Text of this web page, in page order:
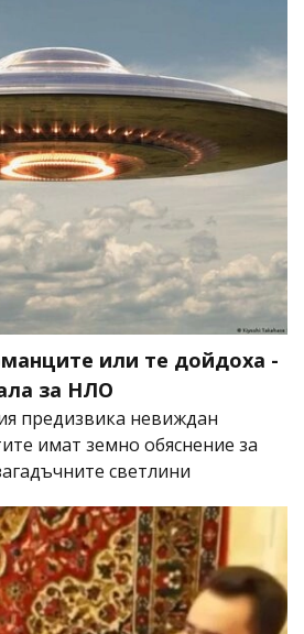
или те дойдоха -
за НЛО
предизвика невиждан
имат земно обяснение за
светлини